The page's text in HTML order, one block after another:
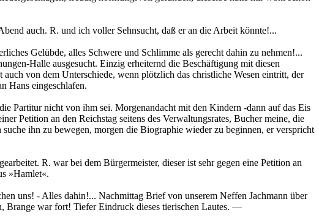
auch. R. und ich voller Sehnsucht, daß er an die Arbeit könnte!...
Gelübde, alles Schwere und Schlimme als gerecht dahin zu nehmen!...
Halle ausgesucht. Einzig erheiternd die Beschäftigung mit diesen
von dem Unterschiede, wenn plötzlich das christliche Wesen eintritt, der
Hans eingeschlafen.
Partitur nicht von ihm sei. Morgenandacht mit den Kindern -dann auf das Eis
Petition an den Reichstag seitens des Verwaltungsrates, Bucher meine, die
ihn zu bewegen, morgen die Biographie wieder zu beginnen, er verspricht
R. war bei dem Bürgermeister, dieser ist sehr gegen eine Petition an
»Hamlet«.
uns! - Alles dahin!... Nachmittag Brief von unserem Neffen Jachmann über
Brange war fort! Tiefer Eindruck dieses tierischen Lautes. —